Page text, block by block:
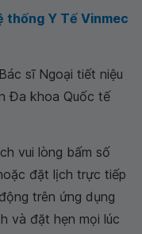
thống Y Tế Vinmec
Bác sĩ Ngoại tiết niệu
Đa khoa Quốc tế
vui lòng bấm số
đặt lịch trực tiếp
trên ứng dụng
và đặt hẹn mọi lúc